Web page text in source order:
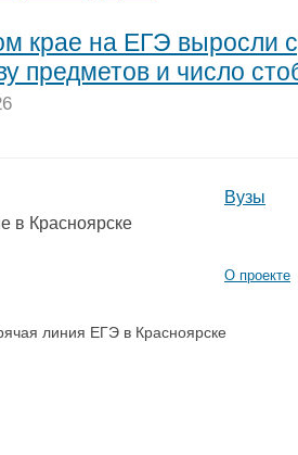
крае на ЕГЭ выросли
предметов и число
в Красноярске
Вузы
О проекте
линия ЕГЭ в Красноярске